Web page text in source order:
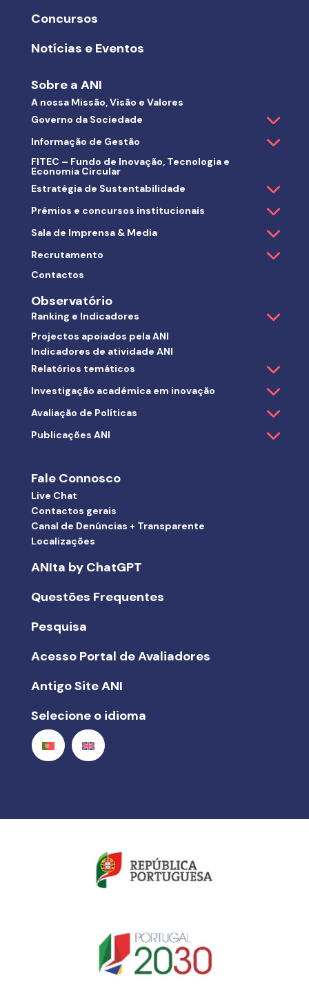
Concursos
Notícias e Eventos
Sobre a ANI
A nossa Missão, Visão e Valores
Governo da Sociedade
Informação de Gestão
FITEC – Fundo de Inovação, Tecnologia e
Economia Circular
Estratégia de Sustentabilidade
Prémios e concursos institucionais
Sala de Imprensa & Media
Recrutamento
Contactos
Observatório
Ranking e Indicadores
Projectos apoiados pela ANI
Indicadores de atividade ANI
Relatórios temáticos
Investigação académica em inovação
Avaliação de Políticas
Publicações ANI
Fale Connosco
Live Chat
Contactos gerais
Canal de Denúncias + Transparente
Localizações
ANIta by ChatGPT
Questões Frequentes
Pesquisa
Acesso Portal de Avaliadores
Antigo Site ANI
Selecione o idioma